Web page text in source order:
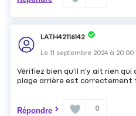
LATH42116142
Le11 septembre 2024 à 20:00
Vérifiez bien qu'il n'y ait rien qui
plage arrière est correctement
Répondre 0